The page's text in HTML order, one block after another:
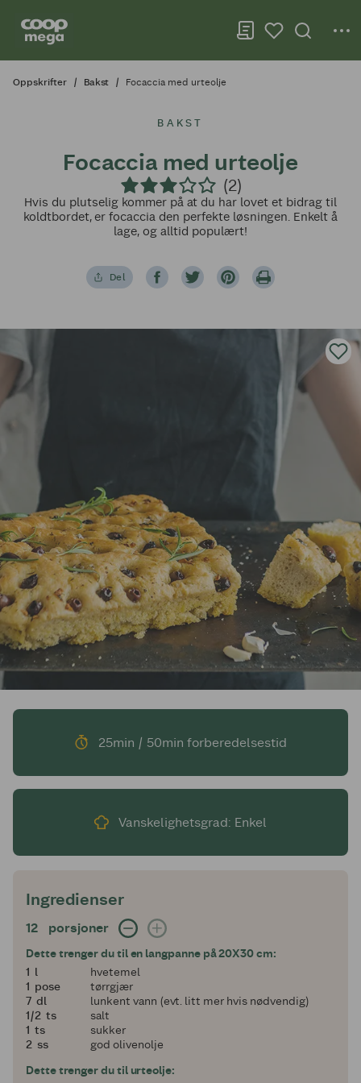
Oppskrifter Bakst Focaccia med urteolje
BAKST
Focaccia med urteolje
(2)
Hvis du plutselig kommer på at du har lovet et bidrag til
koldtbordet, er focaccia den perfekte løsningen. Enkelt å
lage, og alltid populært!
Del
25min / 50min forberedelsestid
Vanskelighetsgrad: Enkel
Ingredienser
12 porsjoner
12 porsjoner
Dette trenger du til en langpanne på 20X30 cm:
11 l
hvetemel
11 pose
tørrgjær
7
7 dl
lunkent vann (evt. litt mer hvis nødvendig)
en halv
1/2 ts
salt
11 ts
sukker
2
2 ss
god olivenolje
Dette trenger du til urteolje: